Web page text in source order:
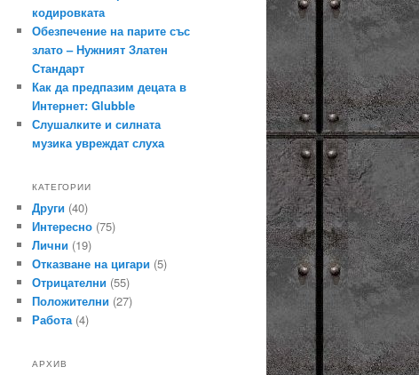
кодировката
Обезпечение на парите със
злато – Нужният Златен
Стандарт
Как да предпазим децата в
Интернет: Glubble
Слушалките и силната
музика увреждат слуха
КАТЕГОРИИ
Други (40)
Интересно (75)
Лични (19)
Отказване на цигари (5)
Отрицателни (55)
Положителни (27)
Работа(4)
АРХИВ